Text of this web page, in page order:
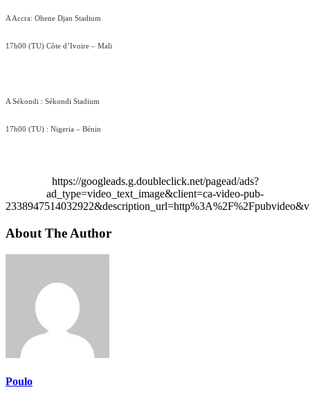
A Accra: Ohene Djan Stadium
17h00 (TU) Côte d’Ivoire – Mali
A Sékondi : Sékondi Stadium
17h00 (TU) : Nigeria – Bénin
https://googleads.g.doubleclick.net/pagead/ads?
ad_type=video_text_image&client=ca-video-pub-
About The Author
Poulo